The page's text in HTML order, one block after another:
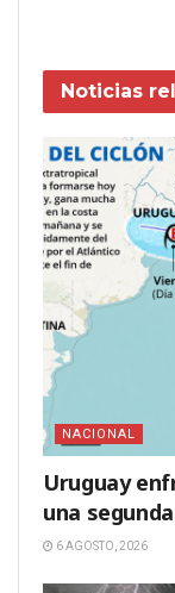
Noticias
NACIONAL
Uruguay
una
6 AGOSTO, 2026